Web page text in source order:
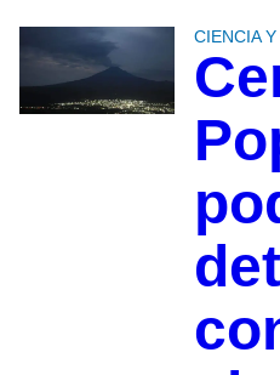
CIENCIA